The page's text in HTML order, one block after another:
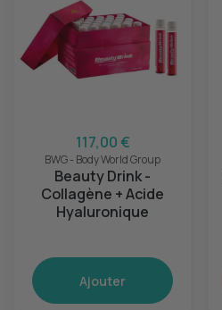
117,00 €
BWG - Body World Group
Beauty Drink -
Collagène + Acide
Hyaluronique
Ajouter